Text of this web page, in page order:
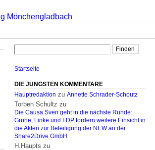
Startseite
DIE JÜNGSTEN KOMMENTARE
Hauptredaktion zu Annette Schrader-Schoutz
Torben Schultz zu
Die Causa Sven geht in die nächste Runde:
Grüne, Linke und FDP fordern weitere Einsicht in
die Akten zur Beteiligung der NEW an der
Share2Drive GmbH
H.Haupts zu